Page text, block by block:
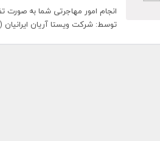
انجام امور مهاجرتی شما به
توسط: شرکت ویستا آریان ایرانیان